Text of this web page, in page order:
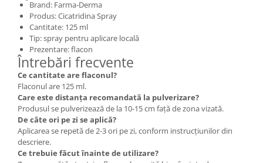
Brand: Farma-Derma
Produs: Cicatridina Spray
Cantitate: 125 ml
Tip: spray pentru aplicare locală
Prezentare: flacon
Întrebări frecvente
Ce cantitate are flaconul?
Flaconul are 125 ml.
Care este distanța recomandată la pulverizare?
Produsul se pulverizează de la 10-15 cm față de zona vizată.
De câte ori pe zi se aplică?
Aplicarea se repetă de 2-3 ori pe zi, conform instrucțiunilor din
descriere.
Ce trebuie făcut înainte de utilizare?